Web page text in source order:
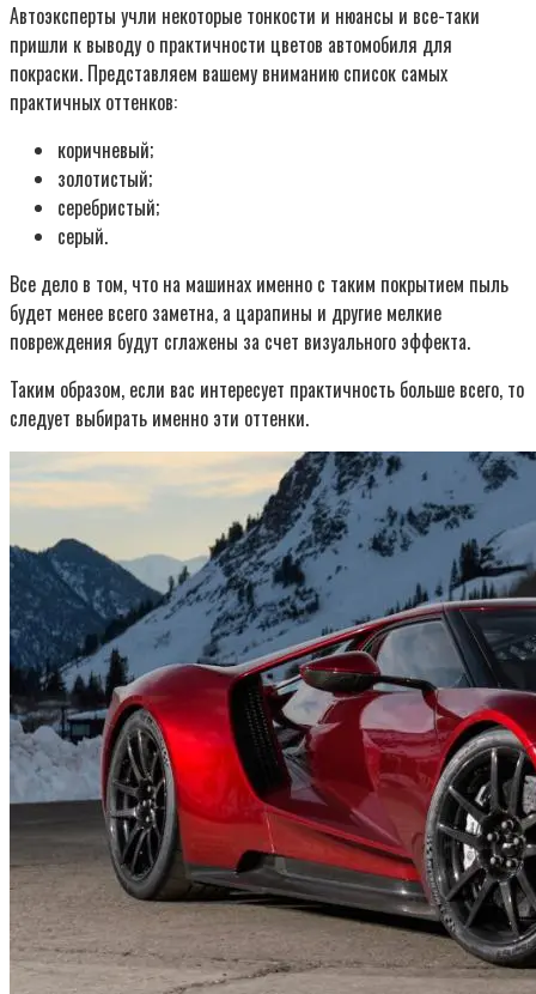
Автоэксперты учли некоторые тонкости и нюансы и все-таки
пришли к выводу о практичности цветов автомобиля для
покраски. Представляем вашему вниманию список самых
практичных оттенков:
коричневый;
золотистый;
серебристый;
серый.
Все дело в том, что на машинах именно с таким покрытием пыль
будет менее всего заметна, а царапины и другие мелкие
повреждения будут сглажены за счет визуального эффекта.
Таким образом, если вас интересует практичность больше всего, то
следует выбирать именно эти оттенки.